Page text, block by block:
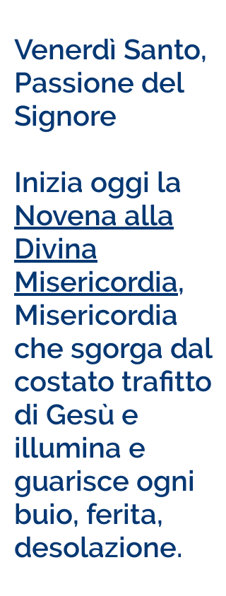
Venerdì Santo,
Passione del
Signore
Inizia oggi la
Novena alla
Divina
Misericordia,
Misericordia
che sgorga dal
costato trafitto
di Gesù e
illumina e
guarisce ogni
buio, ferita,
desolazione.